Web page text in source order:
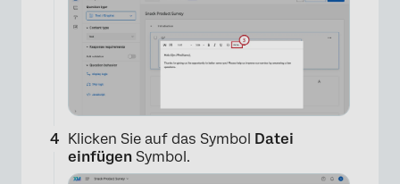
×
Klicken Sie auf das Symbol Datei
einfügen Symbol.